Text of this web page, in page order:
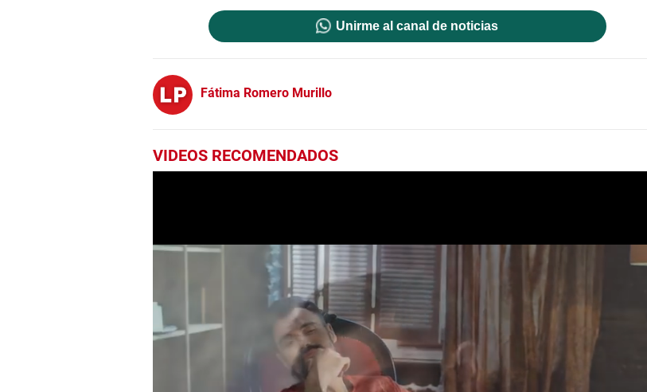
Unirme al canal de noticias
Fátima Romero Murillo
VIDEOS RECOMENDADOS